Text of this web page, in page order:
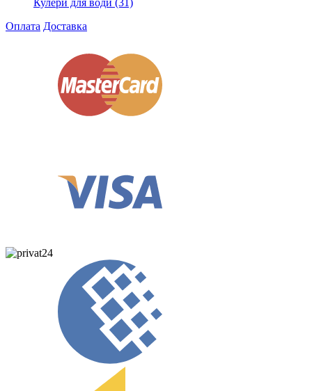
Оплата Доставка